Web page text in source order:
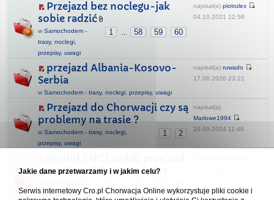
Przejazd bez noclegu-jak
sobie radzić
1 58 59 60
w Samochodem -
trasy, noclegi,
przepisy, uwagi
napisał(a) piotrulex
04.10.2021 12:58
przejazd Albania-Kosovo-
Serbia
w Samochodem - trasy, noclegi, przepisy, uwagi
napisał(a) ruwado
17.06.2026 23:21
Przejazd do Chorwacji czy są
problemy na trasie ?
1 2
w Samochodem - trasy, noclegi,
przepisy, uwagi
napisał(a)
Marlowe1994
20.09.2024 11:48
przez bramki) - poradnik
trasy, noclegi,
Jakie dane przetwarzamy i w jakim celu?
Serwis internetowy Cro.pl Chorwacja Online wykorzystuje pliki cookie i